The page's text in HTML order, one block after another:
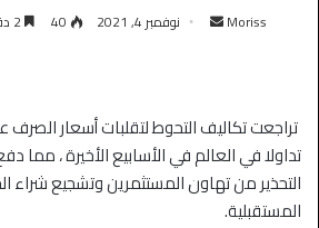
Moriss نوفمبر 4, 2021 40
تراجعت تكاليف التحوط لتقلبات أسعار الصرف
تداولا في العالم في الأسابيع الأخيرة ، مما
التحذير من تهاون المستثمرين وتشجيع شراء
المستقبلية.